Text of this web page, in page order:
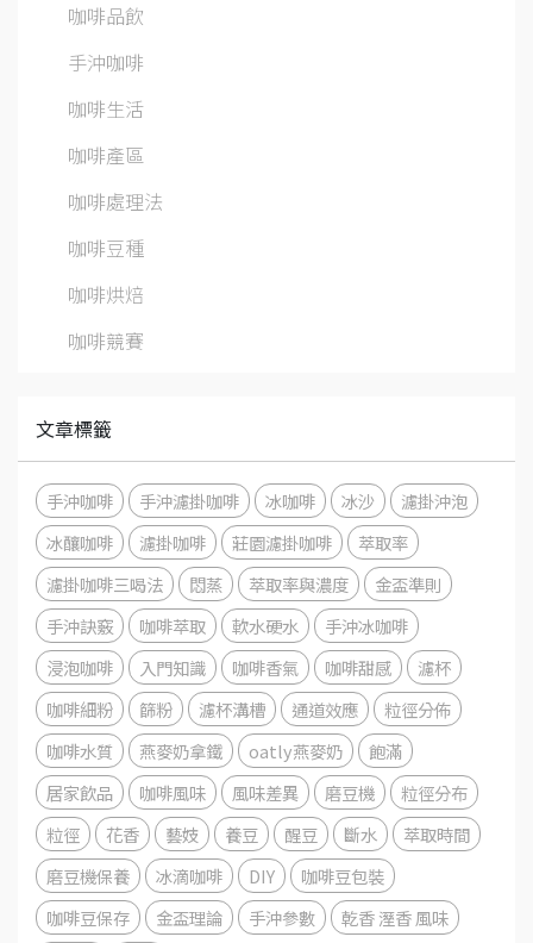
咖啡品飲
手沖咖啡
咖啡生活
咖啡產區
咖啡處理法
咖啡豆種
咖啡烘焙
咖啡競賽
文章標籤
手沖咖啡 手沖濾掛咖啡 冰咖啡 冰沙
濾掛沖泡
冰釀咖啡
濾掛咖啡 莊園濾掛咖啡
萃取率
濾掛咖啡三喝法
悶蒸 萃取率與濃度
金盃準則
手沖訣竅
咖啡萃取 軟水硬水
手沖冰咖啡
浸泡咖啡
入門知識 咖啡香氣 咖啡甜感
濾杯
咖啡細粉
篩粉 濾杯溝槽 通道效應
粒徑分佈
咖啡水質
燕麥奶拿鐵 oatly燕麥奶
飽滿
居家飲品
咖啡風味 風味差異 磨豆機
粒徑分布
粒徑
花香 藝妓 養豆 醒豆 斷水
萃取時間
磨豆機保養
冰滴咖啡 DIY
咖啡豆包裝
咖啡豆保存
金盃理論 手沖參數
乾香 溼香 風味